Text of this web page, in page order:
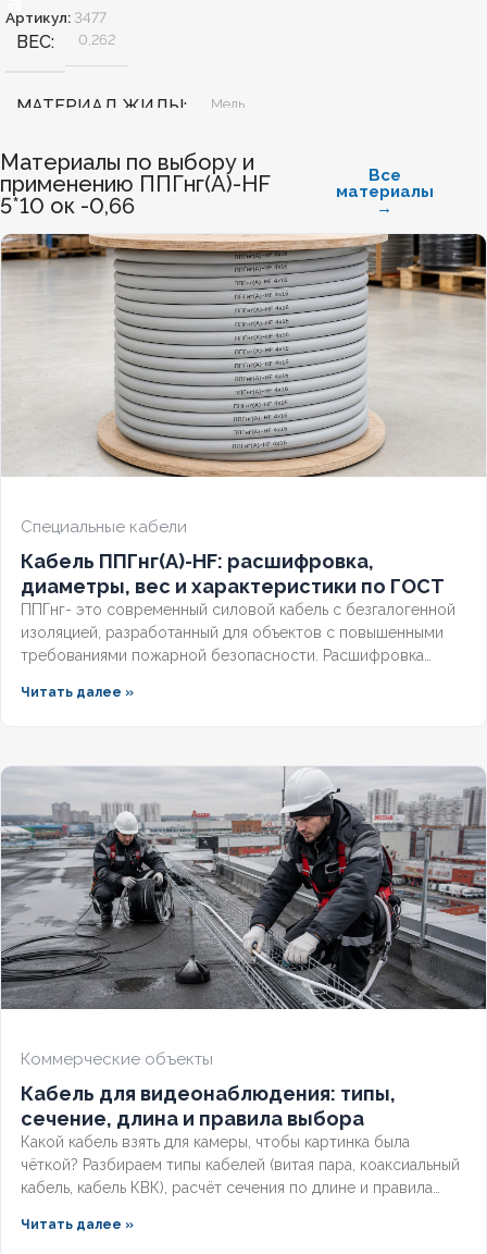
Артикул: 3477
ВЕС 0,262
МАТЕРИАЛ ЖИЛЫ Медь
БЕЗГАЛОГЕННЫЙ Да
ХЛАДОСТОЙКИЙ Нет
СЕЧЕНИЕ ТПЖ 2,5
ОГНЕСТОЙКИЙ Нет
НАЛИЧИЕ ЭКРАНА Нет
КОЛИЧЕСТВО ЖИЛ
Материалы по выбору и
применению ППГнг(А)-HF
5*10 ок -0,66
Все
материалы
→
Специальные кабели
Кабель ППГнг(А)-HF: расшифровка,
диаметры, вес и характеристики по ГОСТ
ППГнг- это современный силовой кабель с безгалогенной
изоляцией, разработанный для объектов с повышенными
требованиями пожарной безопасности. Расшифровка
делают этот технический продукт незаменимым для школ,
сетей до 1 кв
Читать далее »
Коммерческие объекты
Кабель для видеонаблюдения: типы,
сечение, длина и правила выбора
Какой кабель взять для камеры, чтобы картинка была
чёткой? Разбираем типы кабелей (витая пара, коаксиальный
кабель, кабель КВК), расчёт сечения по длине и правила
потери сигнала.
Читать далее »